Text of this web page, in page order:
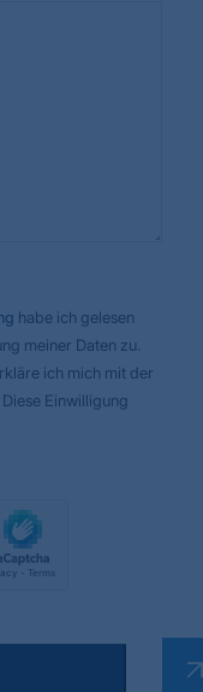
habe ich gelesen
meiner Daten zu.
ich mich mit der
Einwilligung